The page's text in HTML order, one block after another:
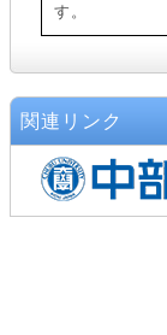
す。
関連リンク